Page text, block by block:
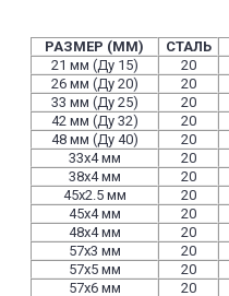
РАЗМЕР (ММ) СТАЛЬ
21 мм (Ду 15)
20
26 мм (Ду 20)
20
33 мм (Ду 25)
20
42 мм (Ду 32)
20
48 мм (Ду 40)
20
33х4 мм
20
38х4 мм
20
45х2.5 мм
20
45х4 мм
20
48х4 мм
20
57х3 мм
20
57х5 мм
20
57х6 мм
20